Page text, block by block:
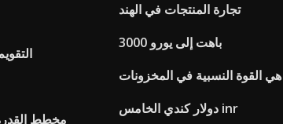
مخطط
تجارة المنتجات في الهند
3000 باهت إلى يورو
هي القوة النسبية في المخزونات
دولار كندي الخامس inr